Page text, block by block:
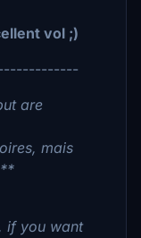
vol ;)
are
mais
if you want